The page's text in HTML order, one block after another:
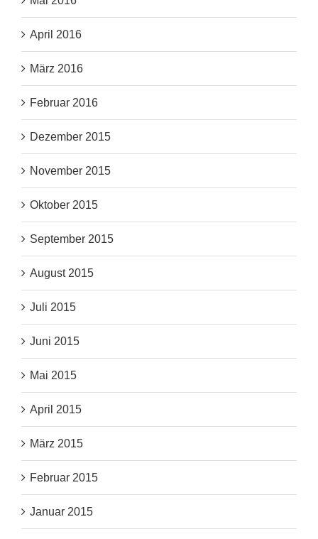
April 2016
März 2016
Februar 2016
Dezember 2015
November 2015
Oktober 2015
September 2015
August 2015
Juli 2015
Juni 2015
Mai 2015
April 2015
März 2015
Februar 2015
Januar 2015